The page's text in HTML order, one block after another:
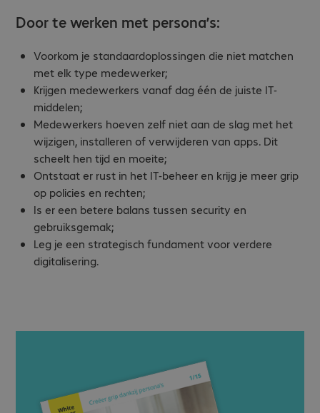
Door te werken met persona’s:
Voorkom je standaardoplossingen die niet matchen
met elk type medewerker;
Krijgen medewerkers vanaf dag één de juiste IT-
middelen;
Medewerkers hoeven zelf niet aan de slag met het
wijzigen, installeren of verwijderen van apps. Dit
scheelt hen tijd en moeite;
Ontstaat er rust in het IT-beheer en krijg je meer grip
op policies en rechten;
Is er een betere balans tussen security en
gebruiksgemak;
Leg je een strategisch fundament voor verdere
digitalisering.